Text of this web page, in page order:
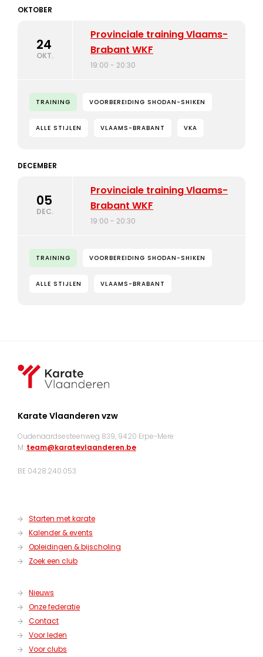
OKTOBER
24
OKT.
Provinciale training Vlaams-
Brabant WKF
19:00 - 20:30
TRAINING VOORBEREIDING SHODAN-SHIKEN
ALLE STIJLEN VLAAMS-BRABANT VKA
DECEMBER
05
DEC.
Provinciale training Vlaams-
Brabant WKF
19:00 - 20:30
TRAINING VOORBEREIDING SHODAN-SHIKEN
ALLE STIJLEN VLAAMS-BRABANT
Karate Vlaanderen vzw
Oudenaardsesteenweg 839, 9420 Erpe-Mere
M: team@karatevlaanderen.be
BE 0428.240.053
Starten met karate
Kalender & events
Opleidingen & bijscholing
Zoek een club
Nieuws
Onze federatie
Contact
Voor leden
Voor clubs